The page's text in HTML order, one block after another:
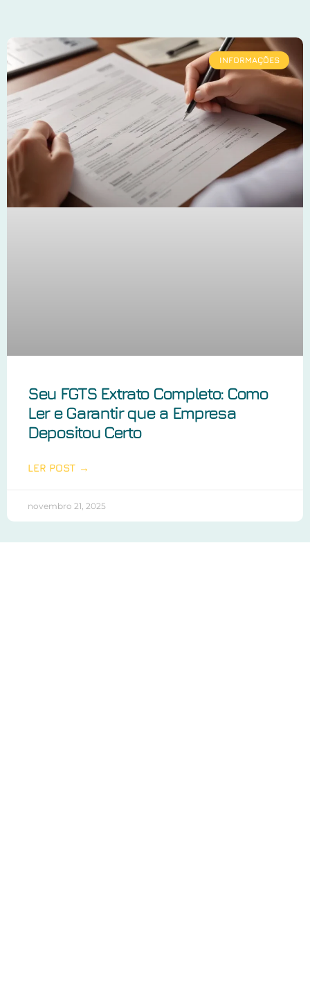
INFORMAÇÕES
Seu FGTS Extrato Completo: Como
Ler e Garantir que a Empresa
Depositou Certo
LER POST →
novembro 21, 2025